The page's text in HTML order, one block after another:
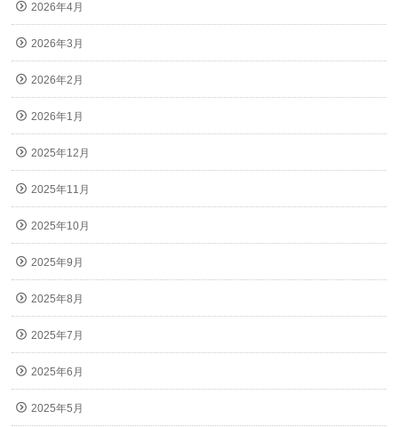
2026年4月
2026年3月
2026年2月
2026年1月
2025年12月
2025年11月
2025年10月
2025年9月
2025年8月
2025年7月
2025年6月
2025年5月